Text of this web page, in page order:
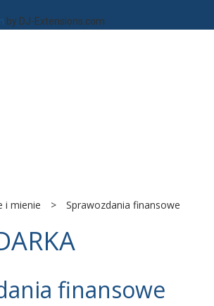
by DJ-Extensions.com
i mienie > Sprawozdania finansowe
finansowe